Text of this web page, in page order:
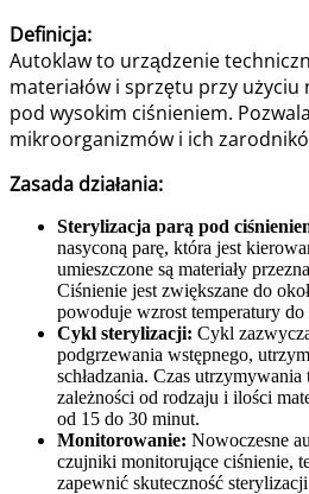
Definicja:
Autoklaw to urządzenie
materiałów i sprzętu przy
pod wysokim ciśnieniem.
mikroorganizmów i ich
Zasada działania:
Sterylizacja parą pod
nasyconą parę, która jest
umieszczone są materiały
Ciśnienie jest zwiększane do
powoduje wzrost temperatury do
Cykl sterylizacji: Cykl
podgrzewania wstępnego,
schładzania. Czas
zależności od rodzaju i ilości
od 15 do 30 minut.
Monitorowanie: Nowoczesne
czujniki monitorujące ciśnienie,
zapewnić skuteczność